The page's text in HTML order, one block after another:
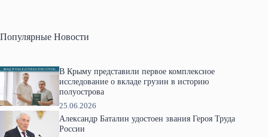
Популярные Новости
В Крыму представили первое комплексное
исследование о вкладе грузин в историю
полуострова
25.06.2026
Александр Баталин удостоен звания Героя Труда
России